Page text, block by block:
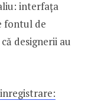
interfața
fontul de
designerii au